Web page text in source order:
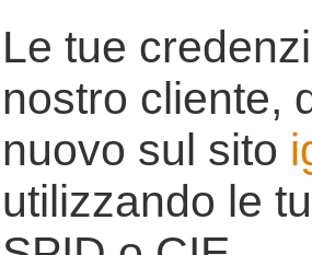
Le tue
nostro cliente,
nuovo sul sito
utilizzando le